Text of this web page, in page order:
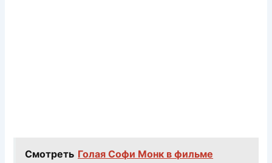
Смотреть Голая Софи Монк в фильме